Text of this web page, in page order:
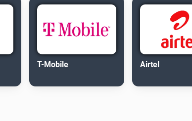
T-Mobile Airtel